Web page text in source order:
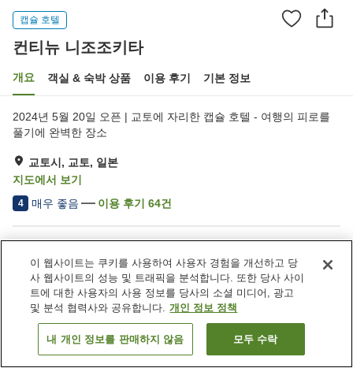
캡슐 호텔
컨티뉴 니조조키타
개요 객실 & 숙박 상품 이용 후기 기본 정보
2024년 5월 20일 오픈 | 교토에 자리한 캡슐 호텔 - 여행의 피로를
풀기에 완벽한 장소
교토시, 교토, 일본
지도에서 보기
4 매우 좋음 이용 후기 64건
다목적실 세탁 (유료)
일본 교토 교토시 컨티뉴 니조조키타
객실 보기
이 웹사이트는 쿠키를 사용하여 사용자 경험을 개선하고 당
사 웹사이트의 성능 및 트래픽을 분석합니다. 또한 당사 사이
트에 대한 사용자의 사용 정보를 당사의 소셜 미디어, 광고
및 분석 협력사와 공유합니다. 개인 정보 정책
내 개인 정보를 판매하지 않음 모두 수락